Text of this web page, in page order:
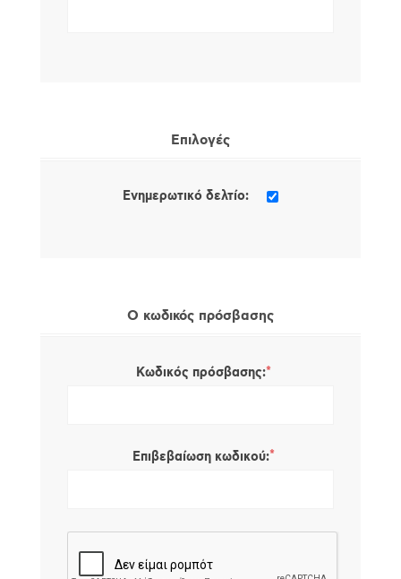
Επιλογές
Ενημερωτικό δελτίο:
Ο κωδικός πρόσβασης
Κωδικός πρόσβασης:*
Επιβεβαίωση κωδικού:*